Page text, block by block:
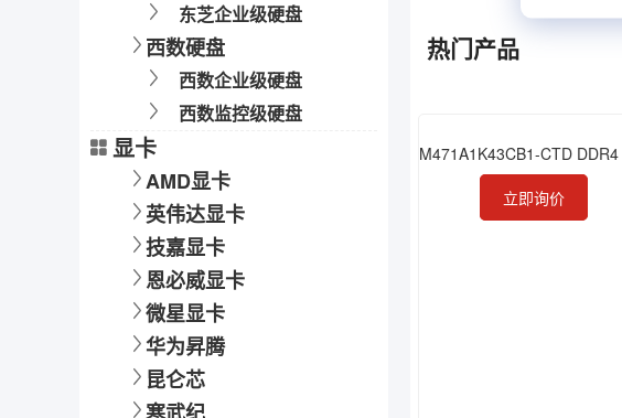
东芝企业级硬盘
西数硬盘
西数企业级硬盘
西数监控级硬盘
显卡
AMD显卡
英伟达显卡
技嘉显卡
恩必威显卡
微星显卡
华为昇腾
昆仑芯
热门产品
立即询价